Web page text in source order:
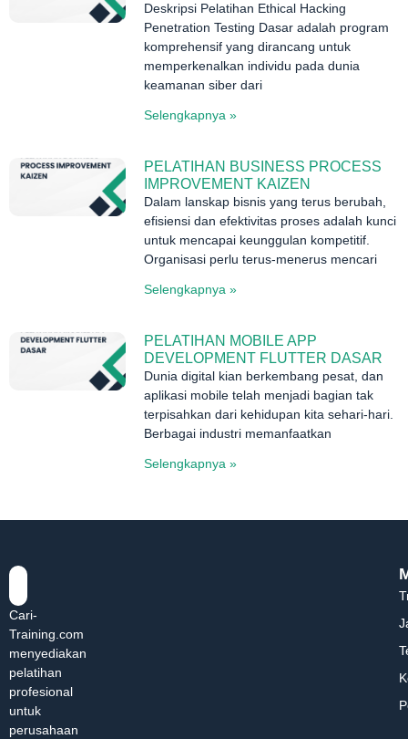
Deskripsi Pelatihan Ethical Hacking
Penetration Testing Dasar adalah program
komprehensif yang dirancang untuk
memperkenalkan individu pada dunia
keamanan siber dari
Selengkapnya »
PELATIHAN BUSINESS PROCESS
IMPROVEMENT KAIZEN
Dalam lanskap bisnis yang terus berubah,
efisiensi dan efektivitas proses adalah kunci
untuk mencapai keunggulan kompetitif.
Organisasi perlu terus-menerus mencari
Selengkapnya »
PELATIHAN MOBILE APP
DEVELOPMENT FLUTTER DASAR
Dunia digital kian berkembang pesat, dan
aplikasi mobile telah menjadi bagian tak
terpisahkan dari kehidupan kita sehari-hari.
Berbagai industri memanfaatkan
Selengkapnya »
Cari-
Training.com
menyediakan
pelatihan
profesional
untuk
perusahaan